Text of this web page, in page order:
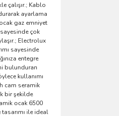
çalışır.; Kablo
ayarlama
gaz emniyet
çok
Electrolux
sayesinde
entegre
bulunduran
kullanımı
cam seramik
bir şekilde
ocak 6500
ile ideal